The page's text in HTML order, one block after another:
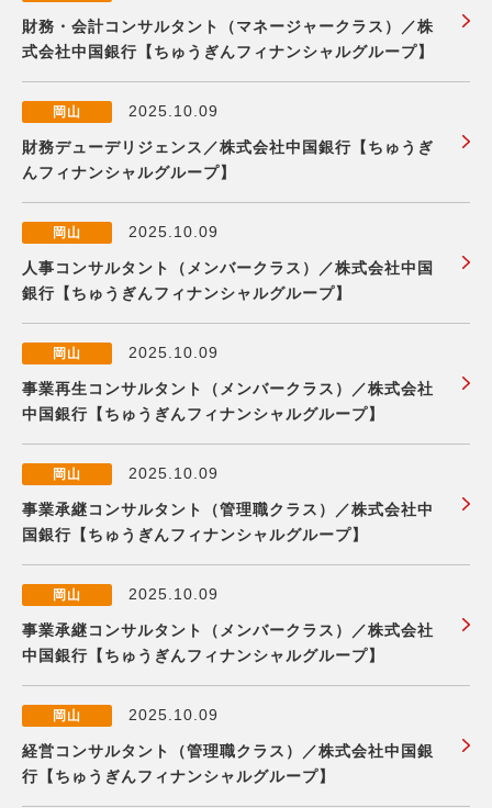
財務・会計コンサルタント（マネージャークラス）／株
式会社中国銀行【ちゅうぎんフィナンシャルグループ】
岡山 2025.10.09
財務デューデリジェンス／株式会社中国銀行【ちゅうぎ
んフィナンシャルグループ】
岡山 2025.10.09
人事コンサルタント（メンバークラス）／株式会社中国
銀行【ちゅうぎんフィナンシャルグループ】
岡山 2025.10.09
事業再生コンサルタント（メンバークラス）／株式会社
中国銀行【ちゅうぎんフィナンシャルグループ】
岡山 2025.10.09
事業承継コンサルタント（管理職クラス）／株式会社中
国銀行【ちゅうぎんフィナンシャルグループ】
岡山 2025.10.09
事業承継コンサルタント（メンバークラス）／株式会社
中国銀行【ちゅうぎんフィナンシャルグループ】
岡山 2025.10.09
経営コンサルタント（管理職クラス）／株式会社中国銀
行【ちゅうぎんフィナンシャルグループ】